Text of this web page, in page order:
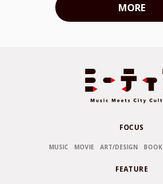
MORE
FOCUS
MUSIC MOVIE ART/DESIGN BOOK
FEATURE